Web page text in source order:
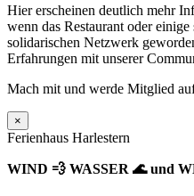
Hier erscheinen deutlich mehr
wenn das Restaurant oder
solidarischen Netzwerk
Erfahrungen mit unserer
Mach mit und werde Mitglied
×
Ferienhaus Harlestern
WIND 💨 WASSER 🌊 und